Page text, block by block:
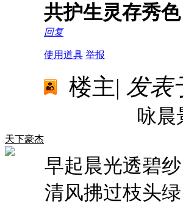
共护生灵存秀
回复
使用道具 举报
天下豪杰
楼主| 发表
咏晨
早起晨光透碧
清风拂过枝头